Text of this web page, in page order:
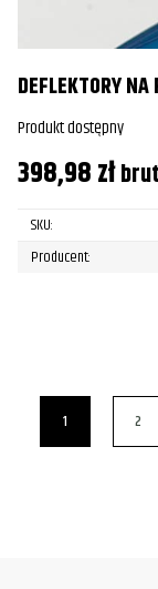
DEFLEKTORY
Produkt dostępny
398,98zł
SKU:
Producent:
1 2